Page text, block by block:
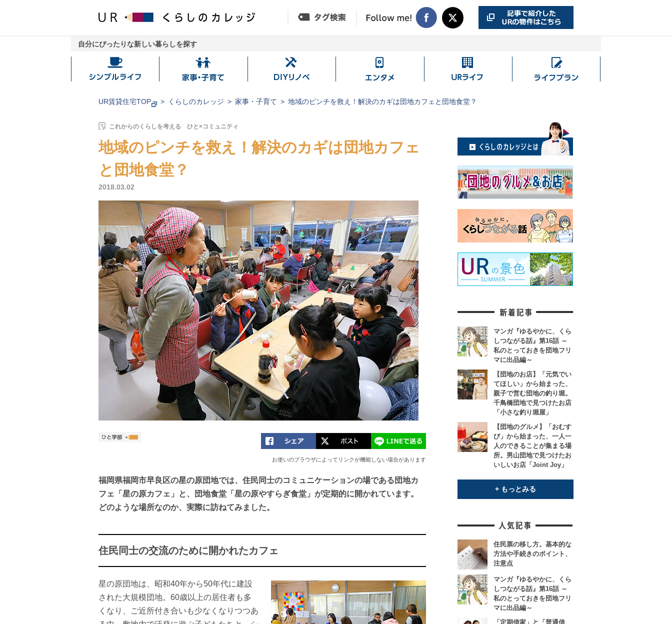
自分にぴったりな新しい暮らしを探す
シ
プ
ラ
フ
家
子
DIY
ノ
エ
タ
UR
イ
ラ
ラ
ン
UR賃貸住宅TOP くらしのカレッジ 家事・子育て 地域のピンチを救え！解決のカギは団地カフェと団地食堂？
これからのくらしを考える ひと×コミュニティ
地域のピンチを救え！解決のカギは団地カフェ
と団地食堂？
2018.03.02
お使いのブラウザによってリンクが機能しない場合があります
福岡県福岡市早良区の星の原団地では、住民同士のコミュニケーションの場である団地カ
フェ「星の原カフェ」と、団地食堂「星の原やすらぎ食堂」が定期的に開かれています。
どのような場所なのか、実際に訪ねてみました。
住民同士の交流のために開かれたカフェ
星の原団地は、昭和40年から50年代に建設
された大規模団地。60歳以上の居住者も多
くなり、ご近所付き合いも少なくなりつつあ
マンガ『ゆるやかに、くら
しつながる話』第16話 ～
私のとっておきを団地フリ
マに出品編～
【団地のお店】「元気でい
てほしい」から始まった、
親子で営む団地の釣り堀。
千鳥橋団地で見つけたお店
「小さな釣り堀屋」
【団地のグルメ】「おむす
び」から始まった、一人一
人のできることが集まる場
所。男山団地で見つけたお
いしいお店「Joint Joy」
+ もっとみる
住民票の移し方。基本的な
方法や手続きのポイント、
注意点
マンガ『ゆるやかに、くら
しつながる話』第16話 ～
私のとっておきを団地フリ
マに出品編～
「定期借家」と「普通借